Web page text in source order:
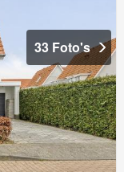
33 Foto's